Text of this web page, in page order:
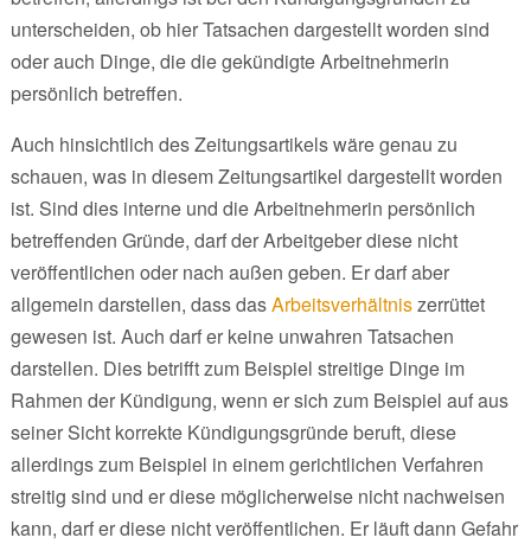
unterscheiden, ob hier Tatsachen dargestellt worden sind
oder auch Dinge, die die gekündigte Arbeitnehmerin
persönlich betreffen.
Auch hinsichtlich des Zeitungsartikels wäre genau zu
schauen, was in diesem Zeitungsartikel dargestellt worden
ist. Sind dies interne und die Arbeitnehmerin persönlich
betreffenden Gründe, darf der Arbeitgeber diese nicht
veröffentlichen oder nach außen geben. Er darf aber
allgemein darstellen, dass dasArbeitsverhältniszerrüttet
gewesen ist. Auch darf er keine unwahren Tatsachen
darstellen. Dies betrifft zum Beispiel streitige Dinge im
Rahmen der Kündigung, wenn er sich zum Beispiel auf aus
seiner Sicht korrekte Kündigungsgründe beruft, diese
allerdings zum Beispiel in einem gerichtlichen Verfahren
streitig sind und er diese möglicherweise nicht nachweisen
kann, darf er diese nicht veröffentlichen. Er läuft dann Gefahr